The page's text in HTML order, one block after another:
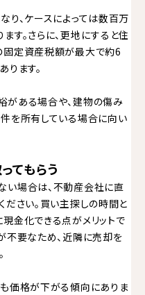
り、ケースによっては数百万
す。さらに、更地にすると住
固定資産税額が最大で約6
ります。
がある場合や、建物の傷み
を所有している場合に向い
てもらう
い場合は、不動産会社に直
ださい。買い主探しの時間と
金化できる点がメリットで
不要なため、近隣に売却を
価格が下がる傾向にありま